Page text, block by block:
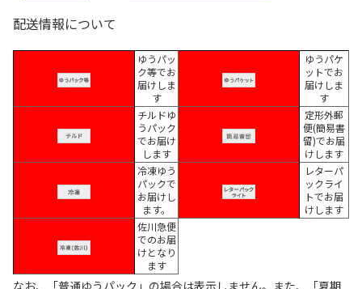
配送情報について
ゆうパッ
ク等でお
届けしま
す
ゆうパケ
ットでお
届けしま
す
チルドゆ
うパック
でお届け
します
定形外郵
便(簡易書
留)でお届
けします
冷凍ゆう
パックで
お届けし
ます。
レターパ
ックライ
トでお届
けします
佐川急便
でのお届
けとなり
ます